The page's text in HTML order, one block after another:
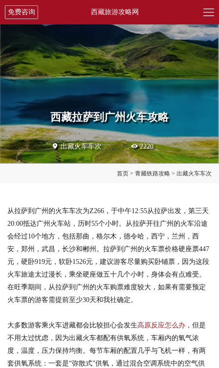

免费咨询 西藏旅游攻略网
西藏拉萨到广州火车攻略
 出藏火车车次  2220
首页 > 青藏铁路攻略 > 出藏火车车次
从拉萨到广州的火车车次为Z266，于中午12:55从拉萨出发，第三天
20:00抵达广州火车站，历时55个小时。从拉萨开往广州的火车沿途
会经过10个地方，包括那曲，格尔木，德令哈，西宁，兰州，西
安，郑州，武昌，长沙和郴州。拉萨到广州的火车票价格硬座票447
元，硬卧919元，软卧1526元，建议游客尽量购买卧铺票，因为这段
火车旅途太过漫长，乘坐硬座做五十几个小时，身体会有点难受。
在旺季期间，从拉萨到广州的火车购票难度较大，如果有需要预定
火车票的游客需提前至少30天和我社确定。
大多数游客乘火车进藏都会比较担心会发生高原反应怎么办 ，但是
不用太过忧虑，因为出藏火车都配有供氧系统，车厢内的氧气浓
度，温度，压力保持均衡。每节车厢的配置几乎与飞机一样，有两
套供氧系统：一套是“弥散式”供氧，通过混合空调系统中的空气供